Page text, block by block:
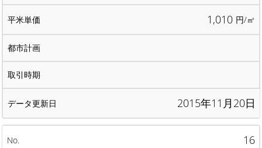
1,010 円/㎡
2015年11月20日
16